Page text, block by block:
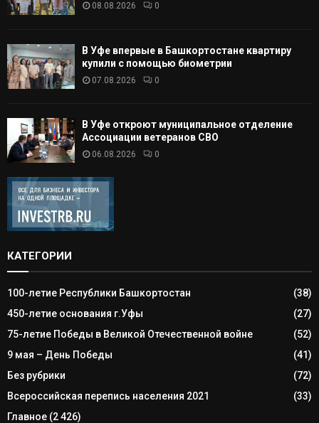
08.08.2026 0
В Уфе впервые в Башкортостане квартиру
купили с помощью биометрии
07.08.2026 0
В Уфе откроют муниципальное отделение
Ассоциации ветеранов СВО
06.08.2026 0
КАТЕГОРИИ
100-летие Республики Башкортостан
(38)
450-летие основания г.Уфы
(27)
75-летие Победы в Великой Отечественной войне
(52)
9 мая – День Победы
(41)
Без рубрики
(72)
Всероссийская перепись населения 2021
(33)
Главное (2 426)